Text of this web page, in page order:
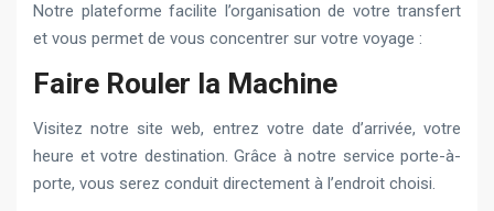
Notre plateforme facilite l’organisation de votre transfert
et vous permet de vous concentrer sur votre voyage :
Faire Rouler la Machine
Visitez notre site web, entrez votre date d’arrivée, votre
heure et votre destination. Grâce à notre service porte-à-
porte, vous serez conduit directement à l’endroit choisi.